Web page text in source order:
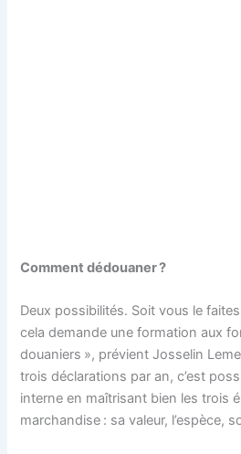
Comment dédouaner ?
Deux possibilités. Soit vous le
cela demande une formation aux
douaniers », prévient Josselin
trois déclarations par an, c’est
interne en maîtrisant bien les trois
marchandise : sa valeur, l’espèce,